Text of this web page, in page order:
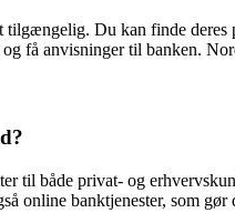
Du kan finde
og få anvisninger til banken.
til både privat- og
online banktjenester, som